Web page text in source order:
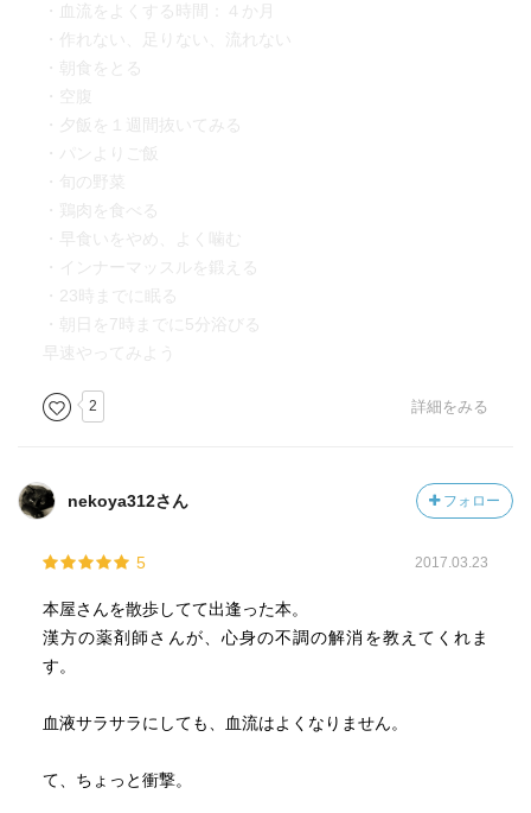
・血流をよくする時間：４か月
・作れない、足りない、流れない
・朝食をとる
・空腹
・夕飯を１週間抜いてみる
・パンよりご飯
・旬の野菜
・鶏肉を食べる
・早食いをやめ、よく噛む
・インナーマッスルを鍛える
・23時までに眠る
・朝日を7時までに5分浴びる
早速やってみよう
2 詳細をみる
nekoya312さん フォロー
5 2017.03.23
本屋さんを散歩してて出逢った本。
漢方の薬剤師さんが、心身の不調の解消を教えてくれま
す。
血液サラサラにしても、血流はよくなりません。
て、ちょっと衝撃。